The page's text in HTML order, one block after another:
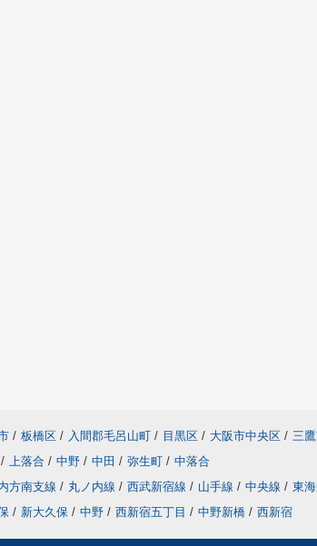
/ 板橋区 / 入間郡毛呂山町 / 目黒区 / 大阪市中央区 / 三
/ 上落合 / 中野 / 中田 / 弥生町 / 中落合
方南支線 / 丸ノ内線 / 西武新宿線 / 山手線 / 中央線 / 東
/ 新大久保 / 中野 / 西新宿五丁目 / 中野新橋 / 西新宿